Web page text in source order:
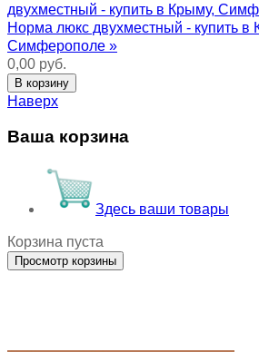
двухместный - купить в Крыму,
Норма люкс двухместный - купить в
Симферополе »
0,00 руб.
Наверх
Ваша корзина
Здесь ваши товары
Корзина пуста